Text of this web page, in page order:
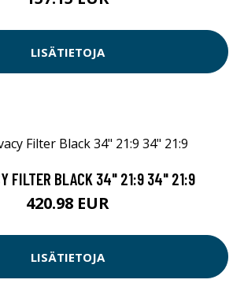
LISÄTIETOJA
FILTER BLACK 34" 21:9 34" 21:9
420.98 EUR
LISÄTIETOJA